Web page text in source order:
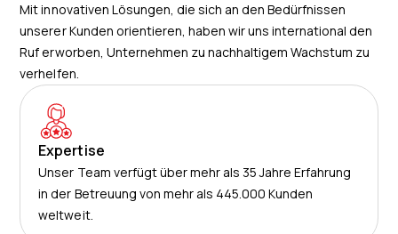
Mit innovativen Lösungen, die sich an den Bedürfnissen
unserer Kunden orientieren, haben wir uns international den
Ruf erworben, Unternehmen zu nachhaltigem Wachstum zu
verhelfen.
Expertise
Unser Team verfügt über mehr als 35 Jahre Erfahrung
in der Betreuung von mehr als 445.000 Kunden
weltweit.